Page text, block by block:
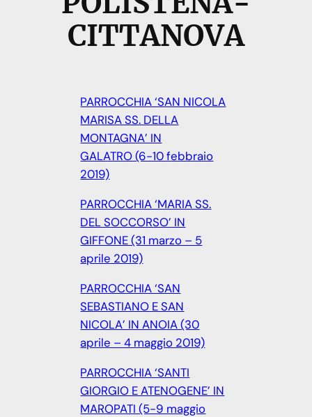
CITTANOVA
PARROCCHIA ‘SAN NICOLA
MARISA SS. DELLA
MONTAGNA’ IN
GALATRO (6-10 febbraio
2019)
PARROCCHIA ‘MARIA SS.
DEL SOCCORSO’ IN
GIFFONE (31 marzo – 5
aprile 2019)
PARROCCHIA ‘SAN
SEBASTIANO E SAN
NICOLA’ IN ANOIA (30
aprile – 4 maggio 2019)
PARROCCHIA ‘SANTI
GIORGIO E ATENOGENE’ IN
MAROPATI (5-9 maggio